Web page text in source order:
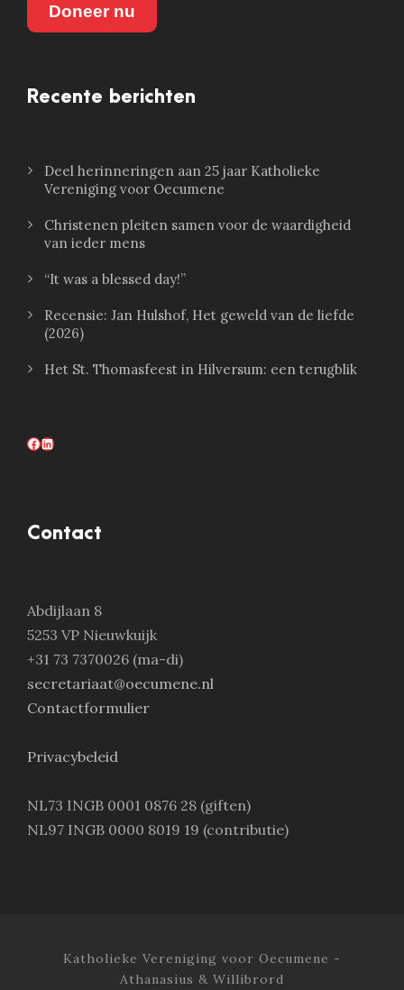
Doneer nu
Recente berichten
Deel herinneringen aan 25 jaar Katholieke
Vereniging voor Oecumene
Christenen pleiten samen voor de waardigheid
van ieder mens
“It was a blessed day!”
Recensie: Jan Hulshof, Het geweld van de liefde
(2026)
Het St. Thomasfeest in Hilversum: een terugblik
Facebook LinkedIn
Contact
Abdijlaan 8
5253 VP Nieuwkuijk
+31 73 7370026 (ma-di)
secretariaat@oecumene.nl
Contactformulier
Privacybeleid
NL73 INGB 0001 0876 28 (giften)
NL97 INGB 0000 8019 19 (contributie)
Katholieke Vereniging voor Oecumene -
Athanasius & Willibrord